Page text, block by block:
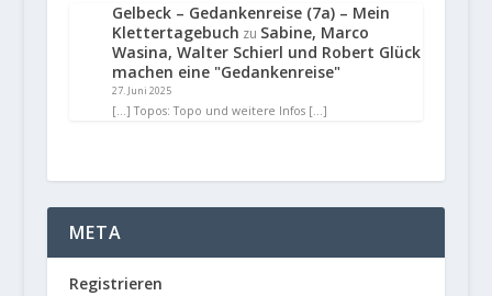
Gelbeck – Gedankenreise (7a) – Mein
Klettertagebuch zu Sabine, Marco
Wasina, Walter Schierl und Robert Glück
machen eine "Gedankenreise"
27. Juni 2025
[…] Topos: Topo und weitere Infos […]
META
Registrieren